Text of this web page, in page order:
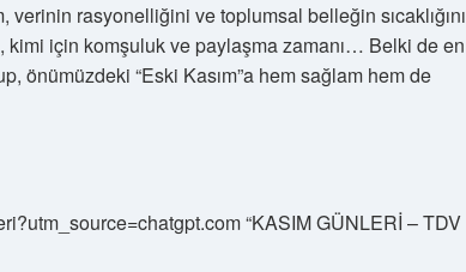
verinin rasyonelliğini ve toplumsal belleğin sıcaklığını
kimi için komşuluk ve paylaşma zamanı… Belki de en
önümüzdeki “Eski Kasım”a hem sağlam hem de
“KASIM GÜNLERİ – TDV